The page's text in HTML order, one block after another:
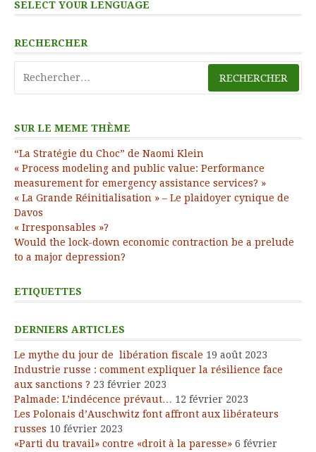
SELECT YOUR LENGUAGE
RECHERCHER
SUR LE MEME THÈME
“La Stratégie du Choc” de Naomi Klein
« Process modeling and public value: Performance
measurement for emergency assistance services? »
« La Grande Réinitialisation » – Le plaidoyer cynique de
Davos
« Irresponsables »?
Would the lock-down economic contraction be a prelude
to a major depression?
ETIQUETTES
DERNIERS ARTICLES
Le mythe du jour de libération fiscale 19 août 2023
Industrie russe : comment expliquer la résilience face
aux sanctions ? 23 février 2023
Palmade: L’indécence prévaut… 12 février 2023
Les Polonais d’Auschwitz font affront aux libérateurs
russes 10 février 2023
«Parti du travail» contre «droit à la paresse» 6 février